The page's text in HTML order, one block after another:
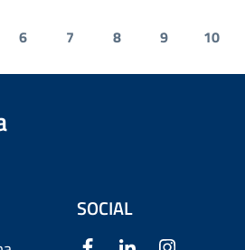
6 7 8 9 10
SOCIAL